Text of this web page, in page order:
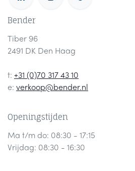
Bender
Tiber 96
2491 DK Den Haag
t: +31 (0)70 317 43 10
e: verkoop@bender.nl
Openingstijden
Ma t/m do: 08:30 - 17:15
Vrijdag: 08:30 - 16:30